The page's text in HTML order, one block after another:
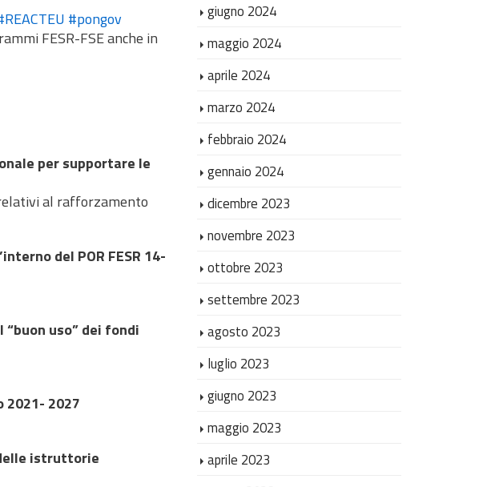
#pongov
FESR-FSE anche in
per supportare le
al rafforzamento
del POR FESR 14-
uso” dei fondi
2027
istruttorie
giugno 2024
maggio 2024
aprile 2024
marzo 2024
febbraio 2024
gennaio 2024
dicembre 2023
novembre 2023
ottobre 2023
settembre 2023
agosto 2023
luglio 2023
giugno 2023
maggio 2023
aprile 2023